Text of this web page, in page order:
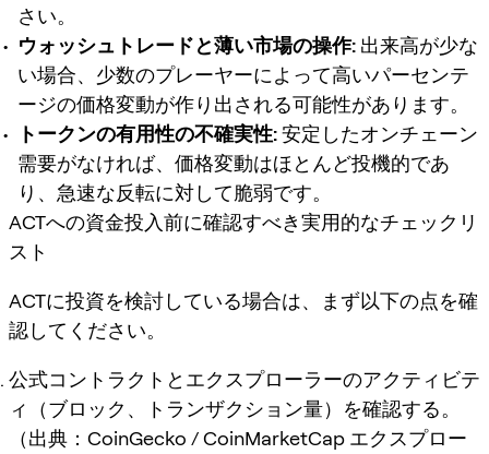
さい。
ウォッシュトレードと薄い市場の操作: 出来高が少な
い場合、少数のプレーヤーによって高いパーセンテ
ージの価格変動が作り出される可能性があります。
トークンの有用性の不確実性:安定したオンチェーン
需要がなければ、価格変動はほとんど投機的であ
り、急速な反転に対して脆弱です。
ACTへの資金投入前に確認すべき実用的なチェックリ
スト
ACTに投資を検討している場合は、まず以下の点を確
認してください。
公式コントラクトとエクスプローラーのアクティビテ
ィ（ブロック、トランザクション量）を確認する。
（出典：CoinGecko / CoinMarketCap エクスプロー